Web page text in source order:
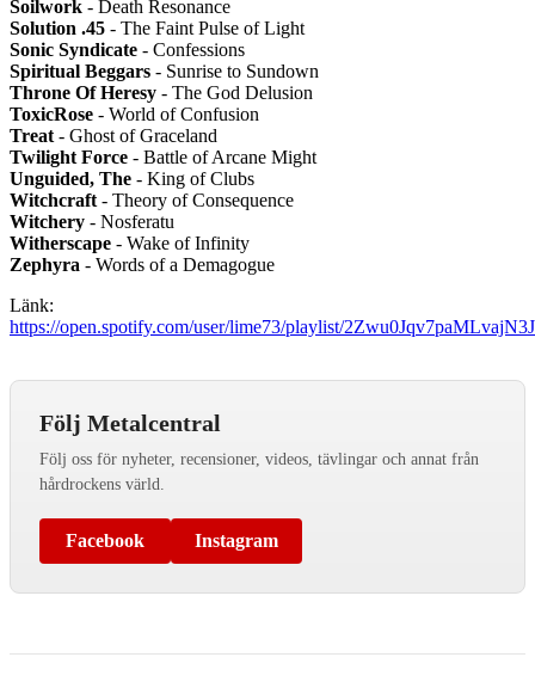
Soilwork - Death Resonance
Solution .45 - The Faint Pulse of Light
Sonic Syndicate - Confessions
Spiritual Beggars - Sunrise to Sundown
Throne Of Heresy - The God Delusion
ToxicRose - World of Confusion
Treat - Ghost of Graceland
Twilight Force - Battle of Arcane Might
Unguided, The - King of Clubs
Witchcraft - Theory of Consequence
Witchery - Nosferatu
Witherscape - Wake of Infinity
Zephyra - Words of a Demagogue
Länk:
https://open.spotify.com/user/lime73/playlist/
Följ Metalcentral
Följ oss för nyheter, recensioner, videos, tävlingar och annat från
hårdrockens värld.
Facebook Instagram